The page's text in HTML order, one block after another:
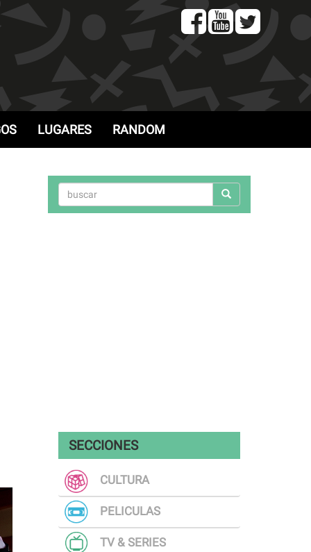
LUGARES RANDOM
SECCIONES
CULTURA
PELICULAS
TV & SERIES